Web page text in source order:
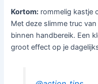
Kortom: rommelig kastje
Met deze slimme truc
binnen handbereik. Een
groot effect op je